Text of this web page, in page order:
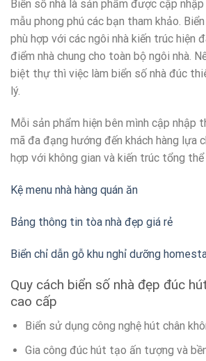
Biển số nhà là sản phẩm được cập
mẫu phong phú các bạn tham khảo.
phù hợp với các ngôi nhà kiến trúc hiện
điểm nhà chung cho toàn bộ ngôi nhà.
biệt thự thì việc làm biển số nhà đúc
lý.
Mỗi sản phẩm hiện bên mình cập nhập
mã đa đạng hướng đến khách hàng lựa
hợp với không gian và kiến trúc tổng thể
Kệ menu nhà hàng quán ăn
Bảng thông tin tòa nhà đẹp giá rẻ
Biển chỉ dẫn gỗ khu nghỉ dưỡng
Quy cách biển số nhà đẹp đúc
cao cấp
Biển sử dụng công nghệ hút chân
Gia công đúc hút tạo ấn tượng và